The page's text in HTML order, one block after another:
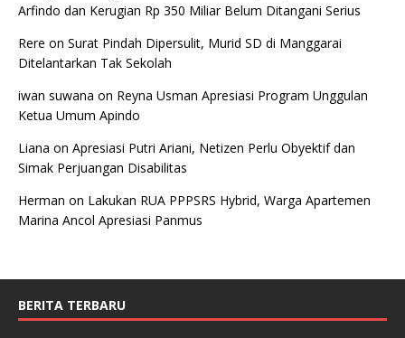
Arfindo dan Kerugian Rp 350 Miliar Belum Ditangani Serius
Rere on Surat Pindah Dipersulit, Murid SD di Manggarai
Ditelantarkan Tak Sekolah
iwan suwana on Reyna Usman Apresiasi Program Unggulan
Ketua Umum Apindo
Liana on Apresiasi Putri Ariani, Netizen Perlu Obyektif dan
Simak Perjuangan Disabilitas
Herman on Lakukan RUA PPPSRS Hybrid, Warga Apartemen
Marina Ancol Apresiasi Panmus
BERITA TERBARU